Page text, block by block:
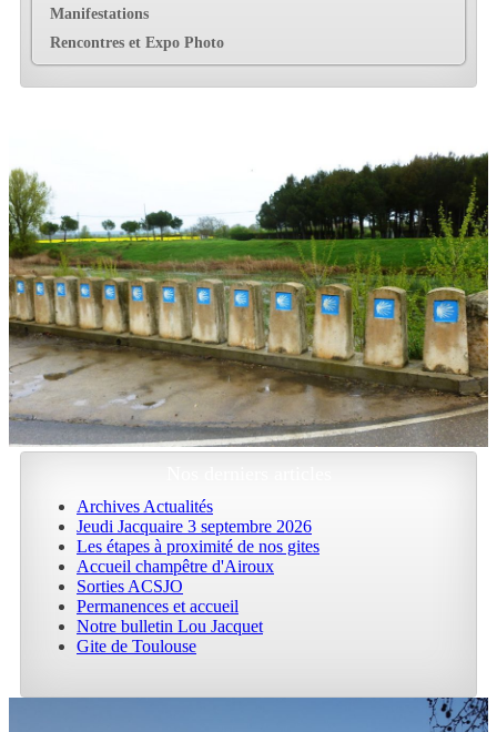
Manifestations
Rencontres et Expo Photo
Archives Actualités
Jeudi Jacquaire 3 septembre 2026
Les étapes à proximité de nos gites
Accueil champêtre d'Airoux
Sorties ACSJO
Permanences et accueil
Notre bulletin Lou Jacquet
Gite de Toulouse